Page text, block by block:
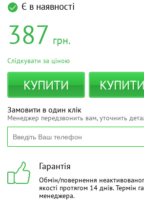
Є в наявності
387 грн.
Слідкувати за ціною
КУПИТИ
Замовити в один клік
Менеджер передзвонить вам, уточнить
Гарантія
Обмін/повернення
якості протягом 14 днів. Термін
менеджера.